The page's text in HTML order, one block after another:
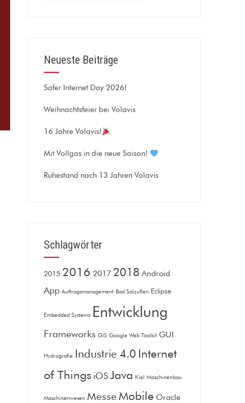
Neueste Beiträge
Safer Internet Day 2026!
Weihnachtsfeier bei Volavis
16 Jahre Volavis!
Mit Vollgas in die neue Saison!
Ruhestand nach 13 Jahren Volavis
Schlagwörter
2015 2016 2017 2018 Android
App Auftragsmanagement Bad Salzuflen Eclipse
Embedded Systems Entwicklung
Frameworks GIS Google Web Toolkit GUI
Hydrografie Industrie 4.0 Internet
of Things iOS Java Kiel Maschinenbau
Maschinenwesen Messe Mobile Oracle